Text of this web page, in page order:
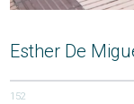
Esther De
152